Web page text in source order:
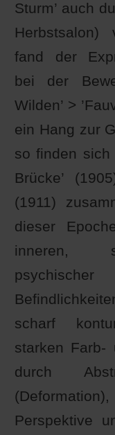
Sturm’ auch
Herbstsalon)
fand der
bei der
Wilden’ >
ein Hang zur
so finden sich
Brücke’
(1911)
dieser
inneren,
scharf
starken Farb-
durch
Perspektive